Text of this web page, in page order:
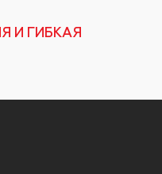
И ГИБКАЯ